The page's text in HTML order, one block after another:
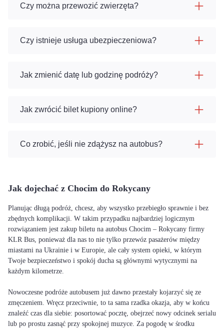
Czy można przewozić zwierzęta?
Czy istnieje usługa ubezpieczeniowa?
Jak zmienić datę lub godzinę podróży?
Jak zwrócić bilet kupiony online?
Co zrobić, jeśli nie zdążysz na autobus?
Jak dojechać z Chocim do Rokycany
Planując długą podróż, chcesz, aby wszystko przebiegło sprawnie i bez
zbędnych komplikacji. W takim przypadku najbardziej logicznym
rozwiązaniem jest zakup biletu na autobus Chocim – Rokycany firmy
KLR Bus, ponieważ dla nas to nie tylko przewóz pasażerów między
miastami na Ukrainie i w Europie, ale cały system opieki, w którym
Twoje bezpieczeństwo i spokój ducha są głównymi wytycznymi na
każdym kilometrze.
Nowoczesne podróże autobusem już dawno przestały kojarzyć się ze
zmęczeniem. Wręcz przeciwnie, to ta sama rzadka okazja, aby w końcu
znaleźć czas dla siebie: posortować pocztę, obejrzeć nowy odcinek serialu
lub po prostu zasnąć przy spokojnej muzyce. Za pogodę w środku